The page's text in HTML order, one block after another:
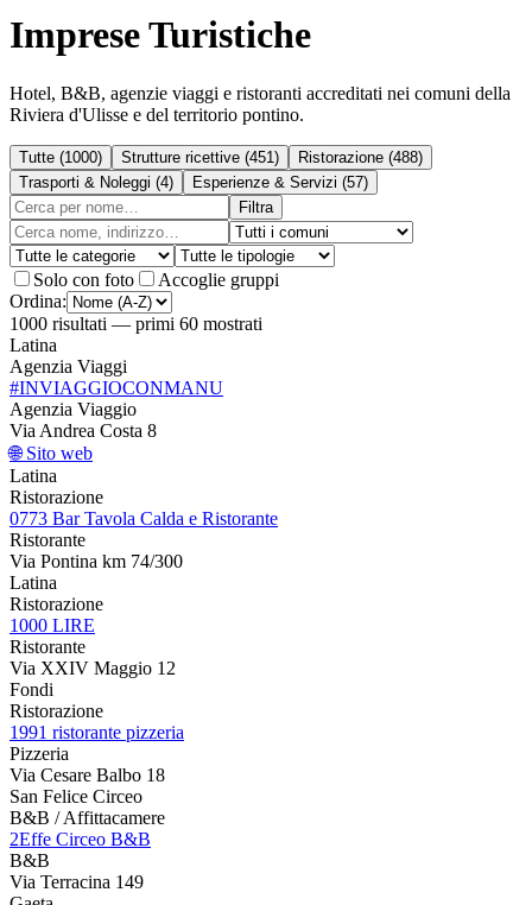
Imprese Turistiche
Hotel, B&B, agenzie viaggi e ristoranti accreditati nei comuni della
Riviera d'Ulisse e del territorio pontino.
Tutte (1000) Strutture ricettive (451 ) Ristorazione (488)
Trasporti & Noleggi (4) Esperienze & Servizi (57)
Filtra
Solo con foto
Accoglie gruppi
Ordina:
1000 risultati — primi 60 mostrati
Latina
Agenzia Viaggi
#INVIAGGIOCONMANU
Agenzia Viaggio
Via Andrea Costa 8
🌐 Sito web
Latina
Ristorazione
0773 Bar Tavola Calda e Ristorante
Ristorante
Via Pontina km 74/300
Latina
Ristorazione
1000 LIRE
Ristorante
Via XXIV Maggio 12
Fondi
Ristorazione
1991 ristorante pizzeria
Pizzeria
Via Cesare Balbo 18
San Felice Circeo
B&B / Affittacamere
2Effe Circeo B&B
B&B
Via Terracina 149